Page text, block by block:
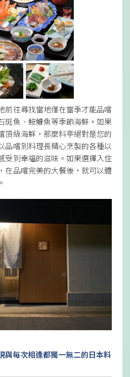
前往尋找當地僅在當季才能品嚐
斑魚、鮟鱇魚等季節海鮮。如果
頂級海鮮，那麼料亭絕對是您的
品嚐到料理長精心烹製的各種以
受到幸福的滋味。如果選擇入住
在品嚐完美的大餐後，就可以體
與每次相逢都獨一無二的日本料